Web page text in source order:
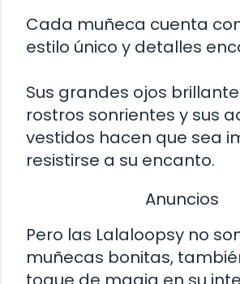
Cada muñeca cuenta
estilo único y detalles
Sus grandes ojos
rostros sonrientes y sus
vestidos hacen que sea
resistirse a su encanto.
Anuncios
Pero las Lalaloopsy no
muñecas bonitas,